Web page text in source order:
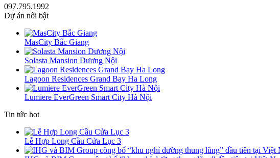
097.795.1992
Dự án nổi bật
MasCity Bắc Giang
Solasta Mansion Dương Nội
Lagoon Residences Grand Bay Ha Long
Lumiere EverGreen Smart City Hà Nội
Tin tức hot
Lễ Hợp Long Cầu Cửa Lục 3